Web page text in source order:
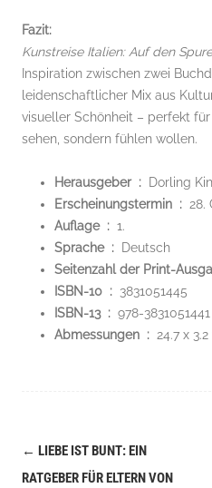
Fazit:
Kunstreise Italien: Auf den
Inspiration zwischen zwei
leidenschaftlicher Mix aus
visueller Schönheit – perfekt
sehen, sondern fühlen wollen.
Herausgeber ‏ : ‎
Dorling
Erscheinungstermin ‏ : ‎ 28.
Auflage ‏ : ‎ 1.
Sprache ‏ : ‎
Deutsch
ISBN-10 ‏ : ‎ 3831051445
ISBN-13 ‏ : ‎ 978-3831051441
Abmessungen ‏ : ‎ 24.7 x
Navigation
← LIEBE IST BUNT: EIN
RATGEBER FÜR ELTERN VON